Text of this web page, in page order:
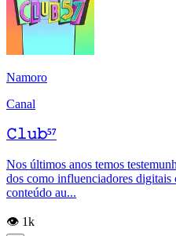
Namoro
Canal
𝙲𝚕𝚞𝚋⁵⁷
Nos últimos anos temos
dos como influenciadores digitais
conteúdo au...
👁️ 1k